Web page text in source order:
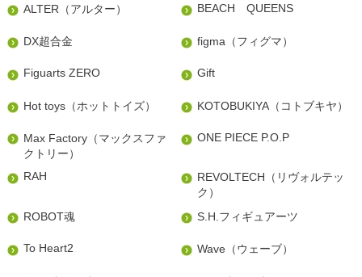
ALTER（アルター） BEACH QUEENS
DX超合金 figma（フィグマ）
Figuarts ZERO Gift
Hot toys（ホットトイズ） KOTOBUKIYA（コトブキヤ）
Max Factory（マックスファ
クトリー）
ONE PIECE P.O.P
RAH
REVOLTECH（リヴォルテッ
ク）
ROBOT魂
S.H.フィギュアーツ
To Heart2 Wave（ウェーブ）